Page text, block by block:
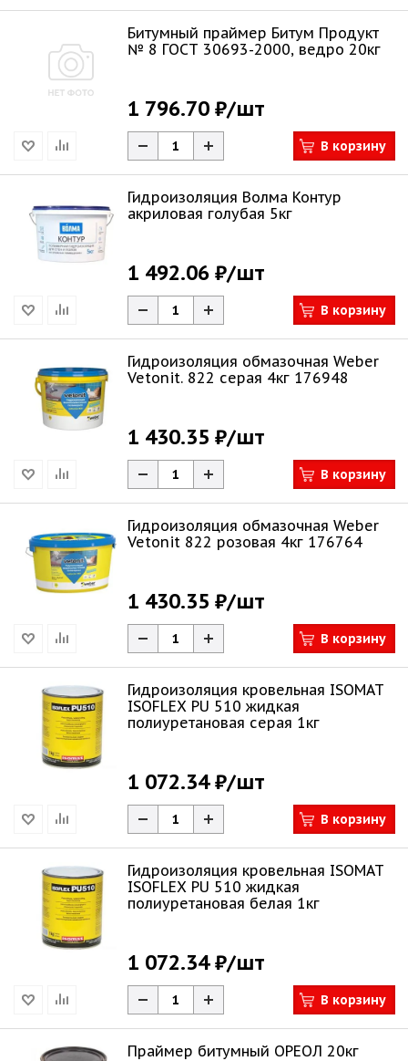
Битумный праймер Битум Продукт
№ 8 ГОСТ 30693-2000, ведро 20кг
1 796.70 ₽/шт
В корзину
Гидроизоляция Волма Контур
акриловая голубая 5кг
1 492.06 ₽/шт
В корзину
Гидроизоляция обмазочная Weber
Vetonit. 822 серая 4кг 176948
1 430.35 ₽/шт
В корзину
Гидроизоляция обмазочная Weber
Vetonit 822 розовая 4кг 176764
1 430.35 ₽/шт
В корзину
Гидроизоляция кровельная ISOMAT
ISOFLEX PU 510 жидкая
полиуретановая серая 1кг
1 072.34 ₽/шт
В корзину
Гидроизоляция кровельная ISOMAT
ISOFLEX PU 510 жидкая
полиуретановая белая 1кг
1 072.34 ₽/шт
В корзину
Праймер битумный ОРЕОЛ 20кг